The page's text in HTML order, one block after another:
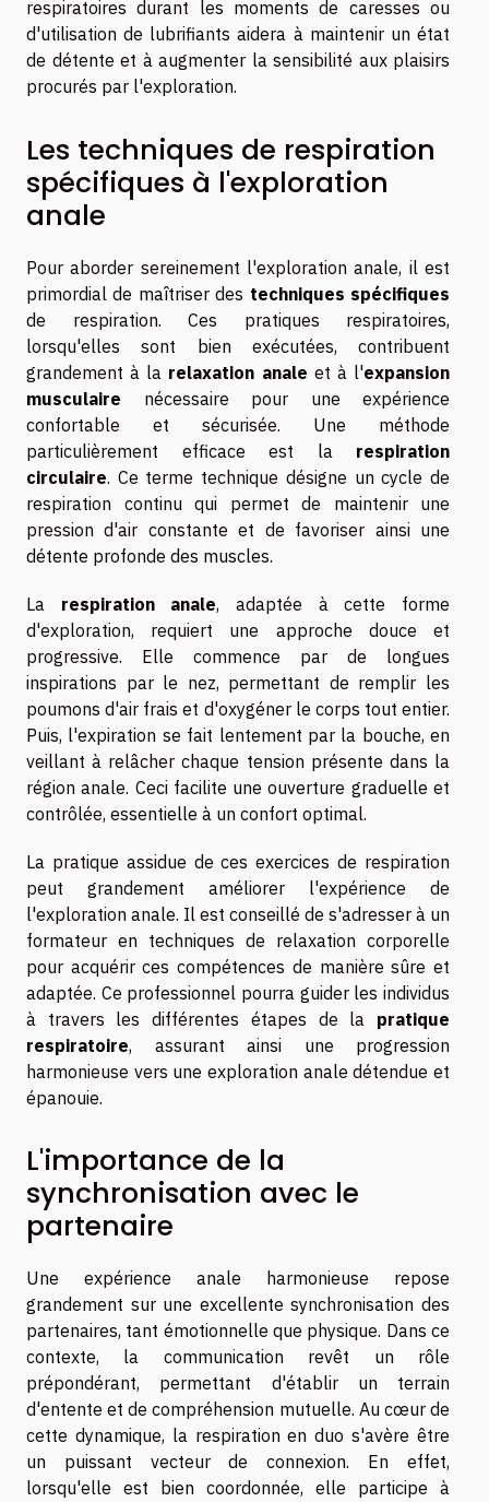
respiratoires durant les moments de caresses ou
d'utilisation de lubrifiants aidera à maintenir un état
de détente et à augmenter la sensibilité aux plaisirs
procurés par l'exploration.
Les techniques de respiration
spécifiques à l'exploration
anale
Pour aborder sereinement l'exploration anale, il est
primordial de maîtriser des techniques spécifiques
de respiration. Ces pratiques respiratoires,
lorsqu'elles sont bien exécutées, contribuent
grandement à la relaxation anale et à l'expansion
musculaire nécessaire pour une expérience
confortable et sécurisée. Une méthode
particulièrement efficace est la respiration
circulaire. Ce terme technique désigne un cycle de
respiration continu qui permet de maintenir une
pression d'air constante et de favoriser ainsi une
détente profonde des muscles.
La respiration anale, adaptée à cette forme
d'exploration, requiert une approche douce et
progressive. Elle commence par de longues
inspirations par le nez, permettant de remplir les
poumons d'air frais et d'oxygéner le corps tout entier.
Puis, l'expiration se fait lentement par la bouche, en
veillant à relâcher chaque tension présente dans la
région anale. Ceci facilite une ouverture graduelle et
contrôlée, essentielle à un confort optimal.
La pratique assidue de ces exercices de respiration
peut grandement améliorer l'expérience de
l'exploration anale. Il est conseillé de s'adresser à un
formateur en techniques de relaxation corporelle
pour acquérir ces compétences de manière sûre et
adaptée. Ce professionnel pourra guider les individus
à travers les différentes étapes de la pratique
respiratoire, assurant ainsi une progression
harmonieuse vers une exploration anale détendue et
épanouie.
L'importance de la
synchronisation avec le
partenaire
Une expérience anale harmonieuse repose
grandement sur une excellente synchronisation des
partenaires, tant émotionnelle que physique. Dans ce
contexte, la communication revêt un rôle
prépondérant, permettant d'établir un terrain
d'entente et de compréhension mutuelle. Au cœur de
cette dynamique, la respiration en duo s'avère être
un puissant vecteur de connexion. En effet,
lorsqu'elle est bien coordonnée, elle participe à